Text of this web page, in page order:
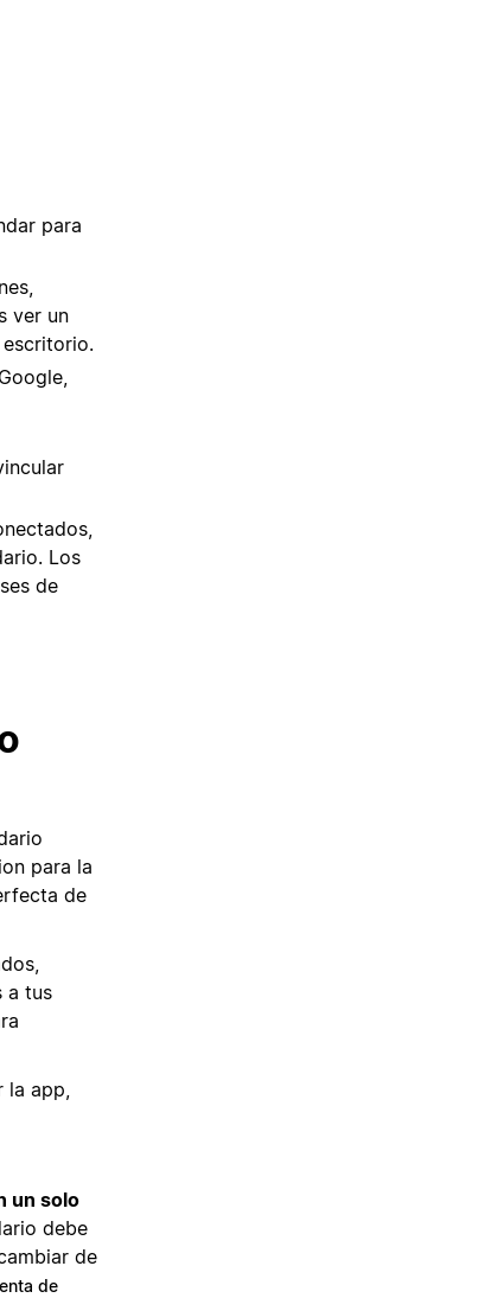
para
ver un
Los
de
para la
de
a tus
la app,
un solo
debe
de
de